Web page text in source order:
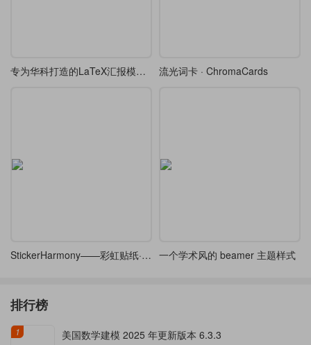
专为华科打造的LaTeX汇报模板，开题/答辩通用 流光词卡 · ChromaCards
StickerHarmony——彩虹贴纸·Beamer 一个学术风的 beamer 主题样式
排行榜
1 美国数学建模 2025 年更新版本 6.3.3